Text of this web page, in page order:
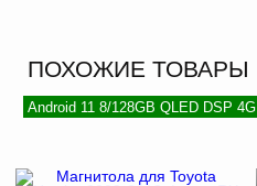
ПОХОЖИЕ ТОВАРЫ
Android 11 8/128GB QLED DSP 4G